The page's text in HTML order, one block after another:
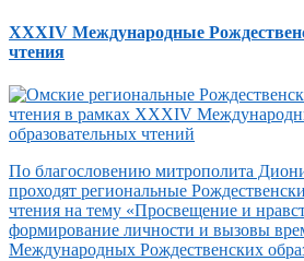
XXXIV Международные
чтения
По благословению митрополита
проходят региональные
чтения на тему «Просвещение и
формирование личности и вызовы
Международных Рождественских